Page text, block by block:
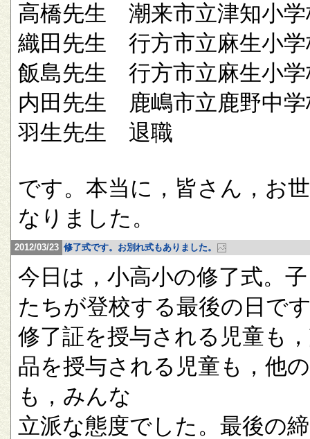
高橋先生 潮来市立津知小学
織田先生 行方市立麻生小学
飯島先生 行方市立麻生小学
内田先生 鹿嶋市立鹿野中学
羽生先生 退職
です。本当に，皆さん，お
なりました。
2012/03/23 修了式です。お別れ式もありました。
今日は，小高小の修了式。
たちが登校する最後の日で
修了証を授与される児童も
品を授与される児童も，他
も，みんな
立派な態度でした。最後の